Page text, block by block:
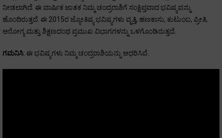
ನೀಡಲಾಗಿದೆ. ಈ ವಾರ್ಷಿಕ ಜಾತಕ ನಿಮ್ಮ ಚಂದ್ರರಾಶಿಗೆ ಸಂಕ್ಷಿಪ್ತವಾದ ಭವಿಷ್ಯವನ್ನು
ಹೊಂದಿರುತ್ತದೆ. ಈ 2015ರ ಜ್ಯೋತಿಷ್ಯ ಭವಿಷ್ಯಗಳು ವೃತ್ತಿ, ಹಣಕಾಸು, ಕುಟುಂಬ, ಪ್ರೀತಿ,
ಆರೋಗ್ಯ ಮತ್ತು ಶಿಕ್ಷಣದಂಥ ಪ್ರಮುಖ ವಿಭಾಗಗಳನ್ನು ಒಳಗೊಂಡಿರುತ್ತದೆ.
ಗಮನಿಸಿ: ಈ ಭವಿಷ್ಯಗಳು ನಿಮ್ಮ ಚಂದ್ರರಾಶಿಯನ್ನು ಆಧರಿಸಿವೆ.